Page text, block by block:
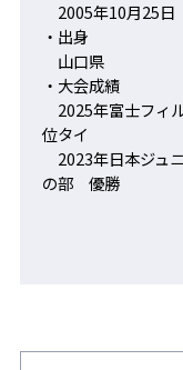
2005年10月25日
・出身
山口県
・大会成績
2025年富士フィ
位タイ
2023年日本ジュ
の部 優勝